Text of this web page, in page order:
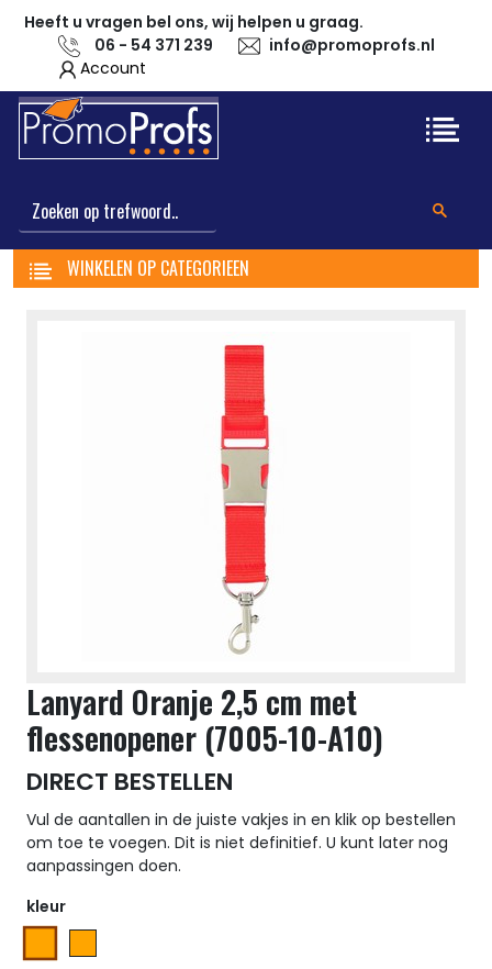
Heeft u vragen bel ons, wij helpen u graag.
06 - 54 371 239
info@promoprofs.nl
Account
WINKELEN OP CATEGORIEEN
Lanyard Oranje 2,5 cm met
flessenopener (7005-10-A10)
DIRECT BESTELLEN
Vul de aantallen in de juiste vakjes in en klik op bestellen
om toe te voegen. Dit is niet definitief. U kunt later nog
aanpassingen doen.
kleur